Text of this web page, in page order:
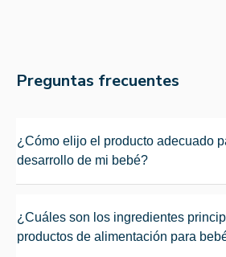
Preguntas frecuentes
¿Cómo elijo el producto adecuado
desarrollo de mi bebé?
¿Cuáles son los ingredientes
productos de alimentación para